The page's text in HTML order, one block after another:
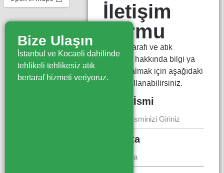
Bize Ulaşın
İstanbul ve Kocaeli dahilinde
tehlikeli tehlikesiz atık
bertaraf hizmeti veriyoruz.
İletişim
Formu
Atık bertarafı ve atık
yönetimi hakkında bilgi ya
da fiyat almak için aşağıdaki
formu kullanabilirsiniz.
Firma İsmi
E-Posta